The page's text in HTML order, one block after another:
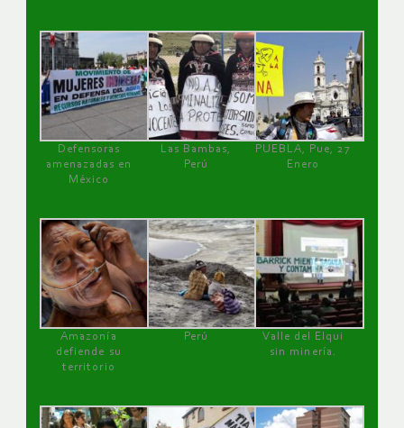
Defensoras
amenazadas en
México
Las Bambas,
Perú
PUEBLA, Pue, 27
Enero
Amazonía
defiende su
territorio
Perú
Valle del Elqui
sin minería.